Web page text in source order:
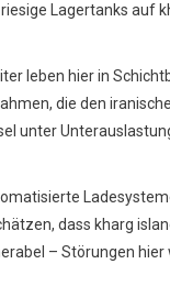
Lagertanks auf
leben hier in
die den
unter
dass kharg
– Störungen